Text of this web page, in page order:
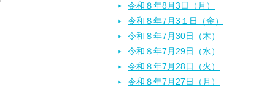
令和８年8月3日（月）
令和８年7月3１日（金）
令和８年7月30日（木）
令和８年7月29日（水）
令和８年7月28日（火）
令和８年7月27日（月）